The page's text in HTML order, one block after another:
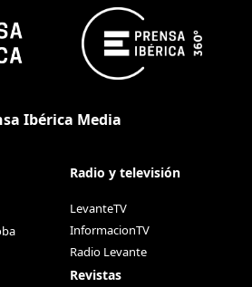
Ibérica Media
Radio y televisión
LevanteTV
InformacionTV
Radio Levante
Revistas